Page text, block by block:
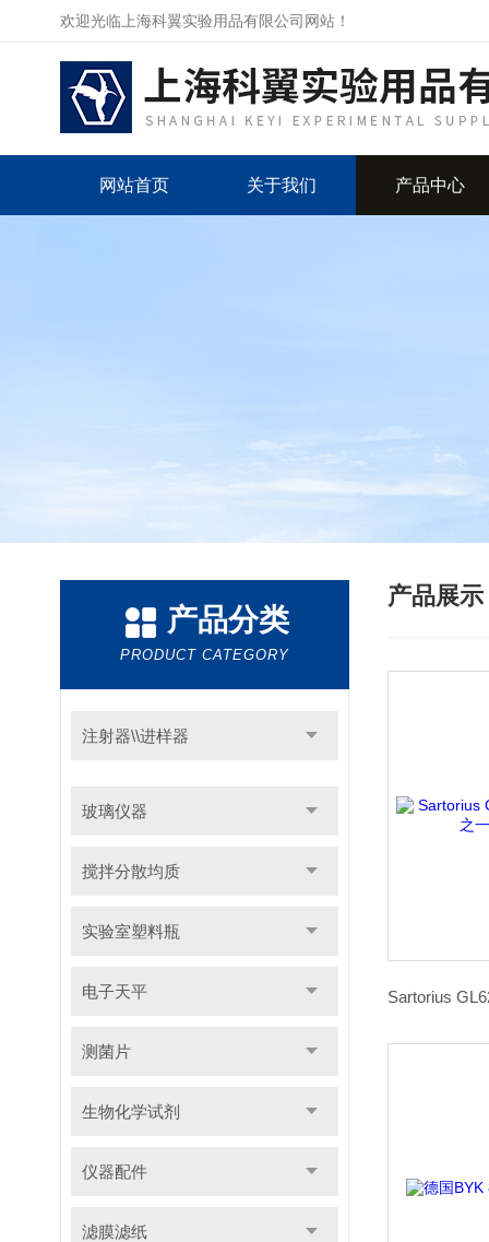
欢迎光临上海科翼实验用品有限公司网站！
网站首页 关于我们 产品中心
产品分类
PRODUCT CATEGORY
注射器\\进样器
玻璃仪器
搅拌分散均质
实验室塑料瓶
电子天平
测菌片
生物化学试剂
仪器配件
滤膜滤纸
产品展示